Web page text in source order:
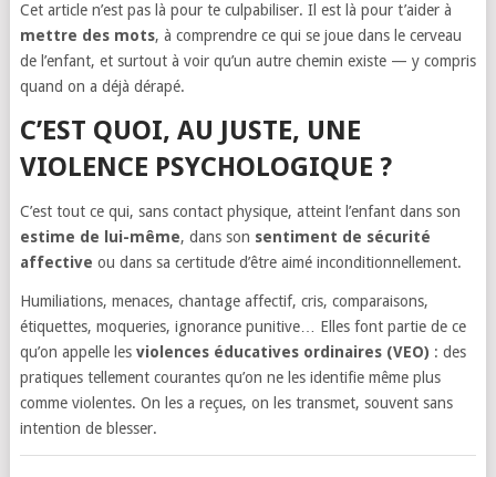
Cet article n’est pas là pour te culpabiliser. Il est là pour t’aider à
mettre des mots, à comprendre ce qui se joue dans le cerveau
de l’enfant, et surtout à voir qu’un autre chemin existe — y compris
quand on a déjà dérapé.
C’EST QUOI, AU JUSTE, UNE
VIOLENCE PSYCHOLOGIQUE ?
C’est tout ce qui, sans contact physique, atteint l’enfant dans son
estime de lui-même, dans son sentiment de sécurité
affective ou dans sa certitude d’être aimé inconditionnellement.
Humiliations, menaces, chantage affectif, cris, comparaisons,
étiquettes, moqueries, ignorance punitive… Elles font partie de ce
qu’on appelle les violences éducatives ordinaires (VEO) : des
pratiques tellement courantes qu’on ne les identifie même plus
comme violentes. On les a reçues, on les transmet, souvent sans
intention de blesser.